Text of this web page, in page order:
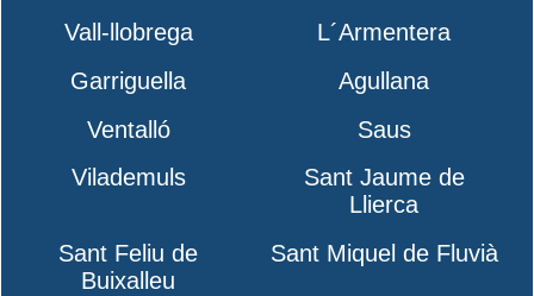
Vall-llobrega
L´Armentera
Garriguella
Agullana
Ventalló
Saus
Vilademuls
Sant Jaume de
Llierca
Sant Feliu de
Buixalleu
Sant Miquel de Fluvià